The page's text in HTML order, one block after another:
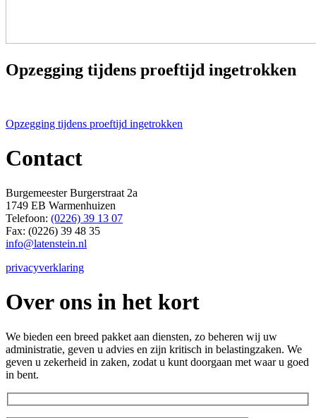
Opzegging tijdens proeftijd ingetrokken
Bericht
Opzegging tijdens proeftijd ingetrokken
Contact
Burgemeester Burgerstraat 2a
1749 EB Warmenhuizen
Telefoon: (0226) 39 13 07
Fax: (0226) 39 48 35
info@latenstein.nl
privacyverklaring
Over ons in het kort
We bieden een breed pakket aan diensten, zo beheren wij uw
administratie, geven u advies en zijn kritisch in belastingzaken. We
geven u zekerheid in zaken, zodat u kunt doorgaan met waar u goed
in bent.